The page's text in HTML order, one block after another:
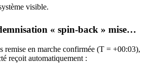
visible.
« spin‑back » mise…
remise en marche confirmée (T = +00:03),
reçoit automatiquement :